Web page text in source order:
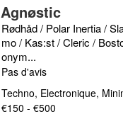
Agnøstic
Rødhåd / Polar Inertia /
mo / Kas:st / Cleric /
onym...
Pas d'avis
Techno, Electronique,
€150 - €500